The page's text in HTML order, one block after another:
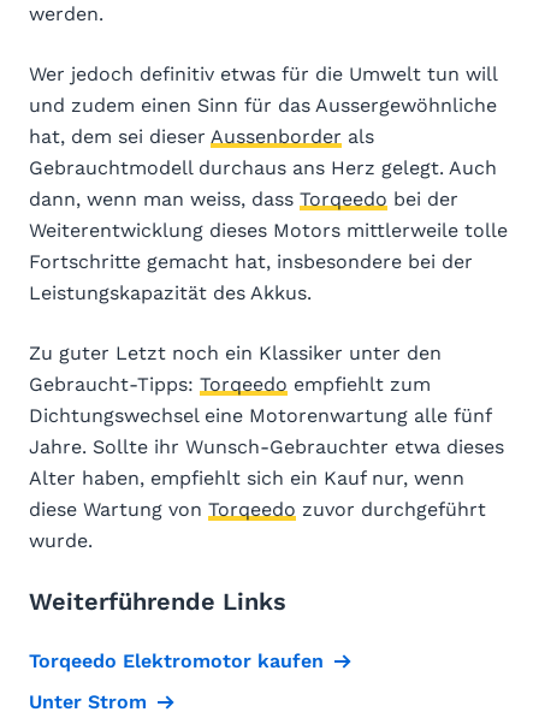
werden.
Wer jedoch definitiv etwas für die Umwelt tun will
und zudem einen Sinn für das Aussergewöhnliche
hat, dem sei dieser Aussenborder als
Gebrauchtmodell durchaus ans Herz gelegt. Auch
dann, wenn man weiss, dass Torqeedo bei der
Weiterentwicklung dieses Motors mittlerweile tolle
Fortschritte gemacht hat, insbesondere bei der
Leistungskapazität des Akkus.
Zu guter Letzt noch ein Klassiker unter den
Gebraucht-Tipps: Torqeedo empfiehlt zum
Dichtungswechsel eine Motorenwartung alle fünf
Jahre. Sollte ihr Wunsch-Gebrauchter etwa dieses
Alter haben, empfiehlt sich ein Kauf nur, wenn
diese Wartung von Torqeedo zuvor durchgeführt
wurde.
Weiterführende Links
Torqeedo Elektromotor kaufen
Unter Strom